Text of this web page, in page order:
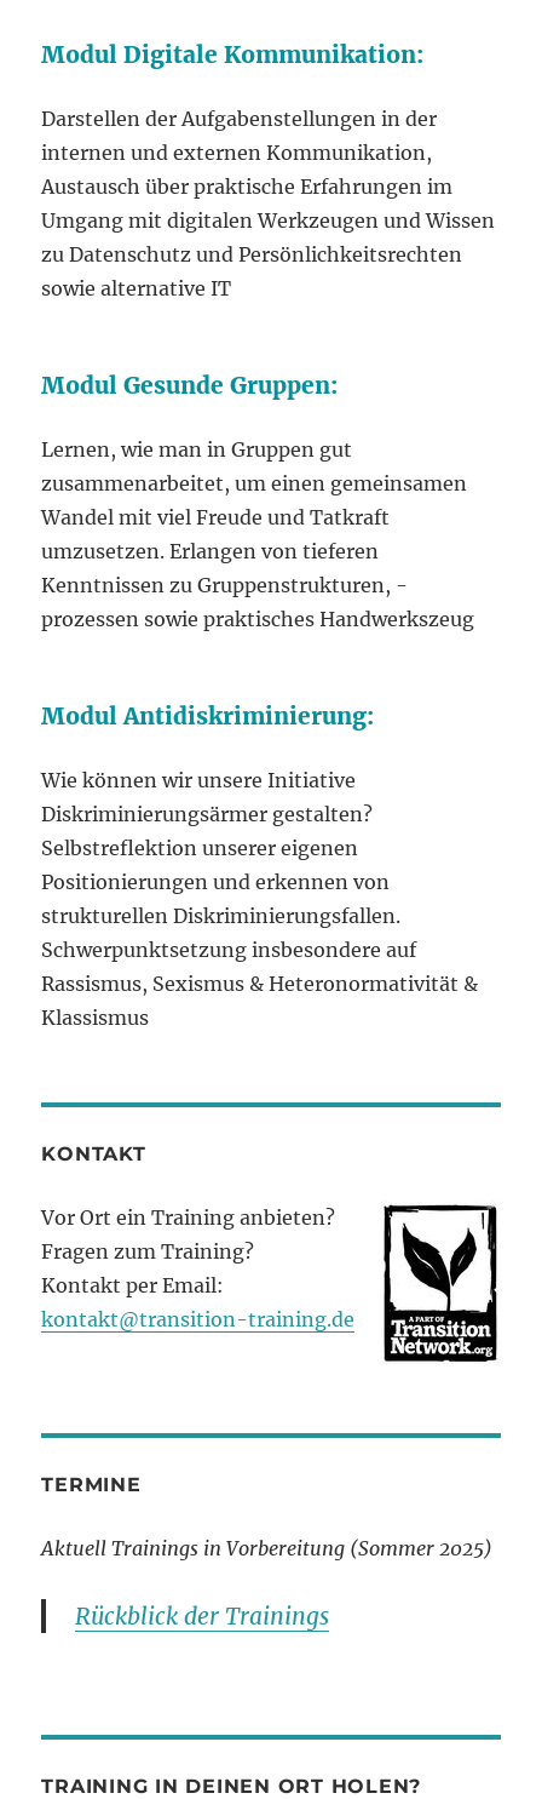
Modul Digitale Kommunikation:
Darstellen der Aufgabenstellungen in der
internen und externen Kommunikation,
Austausch über praktische Erfahrungen im
Umgang mit digitalen Werkzeugen und Wissen
zu Datenschutz und Persönlichkeitsrechten
sowie alternative IT
Modul Gesunde Gruppen:
Lernen, wie man in Gruppen gut
zusammenarbeitet, um einen gemeinsamen
Wandel mit viel Freude und Tatkraft
umzusetzen. Erlangen von tieferen
Kenntnissen zu Gruppenstrukturen, -
prozessen sowie praktisches Handwerkszeug
Modul Antidiskriminierung:
Wie können wir unsere Initiative
Diskriminierungsärmer gestalten?
Selbstreflektion unserer eigenen
Positionierungen und erkennen von
strukturellen Diskriminierungsfallen.
Schwerpunktsetzung insbesondere auf
Rassismus, Sexismus & Heteronormativität &
Klassismus
KONTAKT
Vor Ort ein Training anbieten?
Fragen zum Training?
Kontakt per Email:
kontakt@transition-training.de
TERMINE
Aktuell Trainings in Vorbereitung (Sommer 2025)
Rückblick der Trainings
TRAINING IN DEINEN ORT HOLEN?